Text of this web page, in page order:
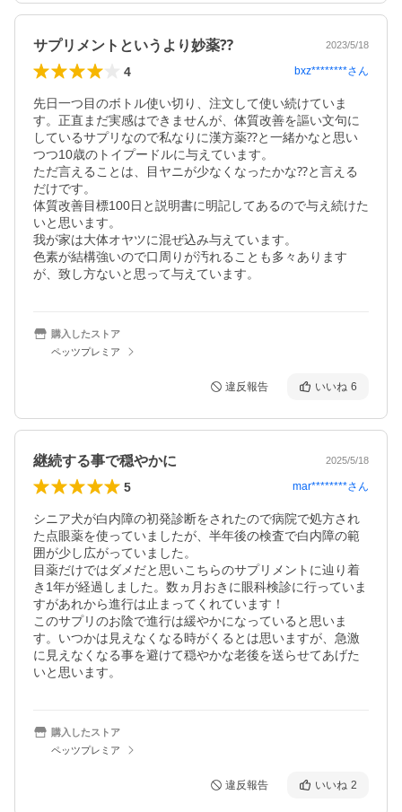
サプリメントというより妙薬⁇ 2023/5/18
4 bxz********さん
先日一つ目のボトル使い切り、注文して使い続けていま
す。正直まだ実感はできませんが、体質改善を謳い文句に
しているサプリなので私なりに漢方薬⁇と一緒かなと思い
つつ10歳のトイプードルに与えています。
ただ言えることは、目ヤニが少なくなったかな⁇と言える
だけです。
体質改善目標100日と説明書に明記してあるので与え続けた
いと思います。
我が家は大体オヤツに混ぜ込み与えています。
色素が結構強いので口周りが汚れることも多々あります
が、致し方ないと思って与えています。
購入したストア
ペッツプレミア
違反報告 いいね 6
継続する事で穏やかに 2025/5/18
5 mar********さん
シニア犬が白内障の初発診断をされたので病院で処方され
た点眼薬を使っていましたが、半年後の検査で白内障の範
囲が少し広がっていました。
目薬だけではダメだと思いこちらのサプリメントに辿り着
き1年が経過しました。数ヵ月おきに眼科検診に行っていま
すがあれから進行は止まってくれています！
このサプリのお陰で進行は緩やかになっていると思いま
す。いつかは見えなくなる時がくるとは思いますが、急激
に見えなくなる事を避けて穏やかな老後を送らせてあげた
いと思います。
購入したストア
ペッツプレミア
違反報告 いいね 2